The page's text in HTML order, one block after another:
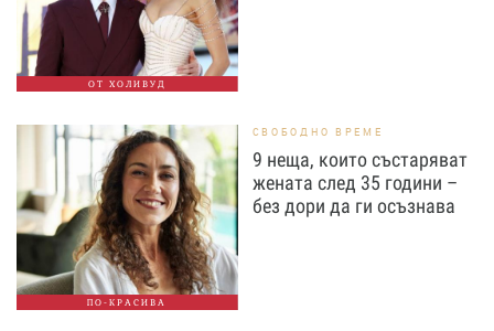
ОТ ХОЛИВУД
ПО-КРАСИВА
СВОБОДНО ВРЕМЕ
9 неща, които състаряват
жената след 35 години –
без дори да ги осъзнава